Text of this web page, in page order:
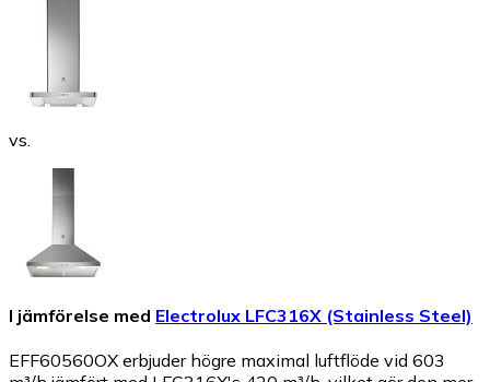
vs.
I jämförelse med Electrolux LFC316X (Stainless Steel)
EFF60560OX erbjuder högre maximal luftflöde vid 603